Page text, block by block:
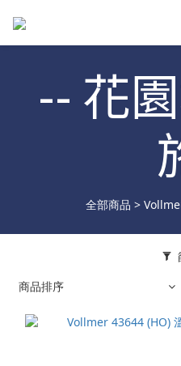
-- 花
全部商品 >
商品排序